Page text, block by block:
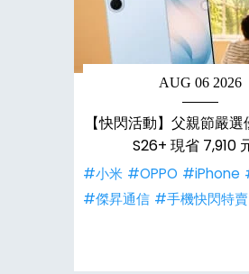
AUG 06 2026
【快閃活動】父親節嚴
S26+ 現省 7,910
#小米 #OPPO #iPhone
#傑昇通信 #手機快閃特賣